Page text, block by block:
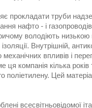
прокладати труби
нафто - і
володіють низькою
Внутрішній,
механічних впливів і
ця компанія кілька
поліетилену. Цей
всесвітньовідомої